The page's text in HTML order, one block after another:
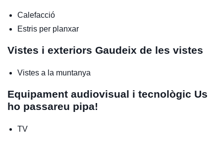
Calefacció
Estris per planxar
Vistes i exteriors Gaudeix de les vistes
Vistes a la muntanya
Equipament audiovisual i tecnològic Us
ho passareu pipa!
TV